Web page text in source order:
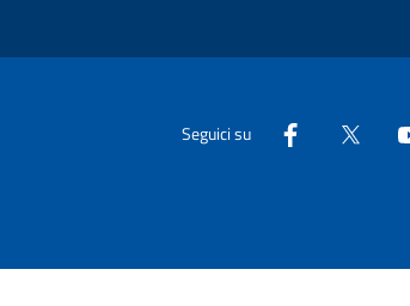
Seguici su